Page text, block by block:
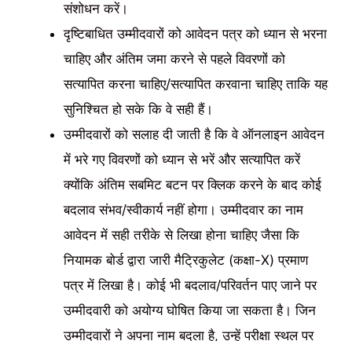
संशोधन करें।
दृष्टिबाधित उम्मीदवारों को आवेदन पत्र को ध्यान से भरना
चाहिए और अंतिम जमा करने से पहले विवरणों को
सत्यापित करना चाहिए/सत्यापित करवाना चाहिए ताकि यह
सुनिश्चित हो सके कि वे सही हैं।
उम्मीदवारों को सलाह दी जाती है कि वे ऑनलाइन आवेदन
में भरे गए विवरणों को ध्यान से भरें और सत्यापित करें
क्योंकि अंतिम सबमिट बटन पर क्लिक करने के बाद कोई
बदलाव संभव/स्वीकार्य नहीं होगा। उम्मीदवार का नाम
आवेदन में सही तरीके से लिखा होना चाहिए जैसा कि
नियामक बोर्ड द्वारा जारी मैट्रिकुलेट (कक्षा-X) प्रमाण
पत्र में लिखा है। कोई भी बदलाव/परिवर्तन पाए जाने पर
उम्मीदवारी को अयोग्य घोषित किया जा सकता है। जिन
उम्मीदवारों ने अपना नाम बदला है, उन्हें परीक्षा स्थल पर